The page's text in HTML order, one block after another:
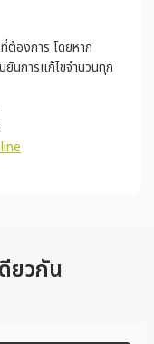
ต้องการ โดยหาก
นการแก้ไขจำนวนทุก
ยวกัน